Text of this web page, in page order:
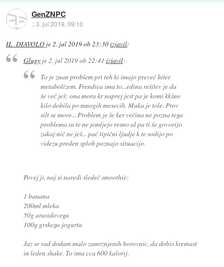
GenZNPC
::3. jul 2019, 09:10
IL_DIAVOLO je 2. jul 2019 ob 23:30izjavil:
Glugyje2. jul 2019 ob 22:41 izjavil:
To je znan problem pri teh ki imajo preveč hiter
metabolizem. Frendica ima to...edina rešitev je da
še več ješ; ona mora kr naprej jest pa je komi kkšno
kilo dobila po mnogih mesecih. Muka je tole. Prov
silt se more... Problem je še ker večina ne pozna tega
problema in te ne jemljejo resno al pa ti še govorijo
zakaj nič ne ješ... pač tipični ljudje k te sodijo po
videzu preden sploh poznajo situacijo.
Povej ji, naj si naredi sledeč smoothie:
1 banana
200ml mleka
50g arasidovega
100g grskega jogurta
Jaz se rad dodam malo zamrznjenih borovnic, da dobis kremast
in leden shake. To ima cca 600 kalorij.